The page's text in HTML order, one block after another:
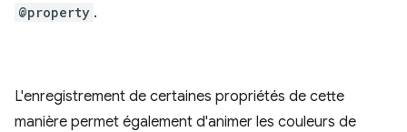
@property .
L'enregistrement de certaines propriétés de cette
manière permet également d'animer les couleurs de